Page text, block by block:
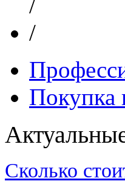
/
Покупка
Сколько